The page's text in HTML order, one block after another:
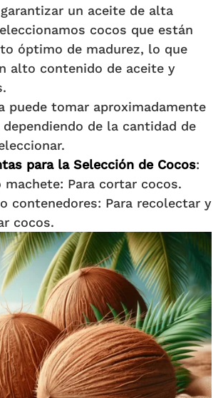
un aceite de alta
cocos que están
óptimo de madurez, lo que
alto contenido de aceite y
puede tomar aproximadamente
dependiendo de la cantidad de
para la Selección de Cocos:
machete: Para cortar cocos.
contenedores: Para recolectar y
cocos.